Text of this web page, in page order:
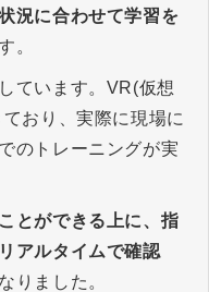
況に合わせて学習を
。
ています。VR(仮想
おり、実際に現場に
のトレーニングが実
とができる上に、指
アルタイムで確認
りました。